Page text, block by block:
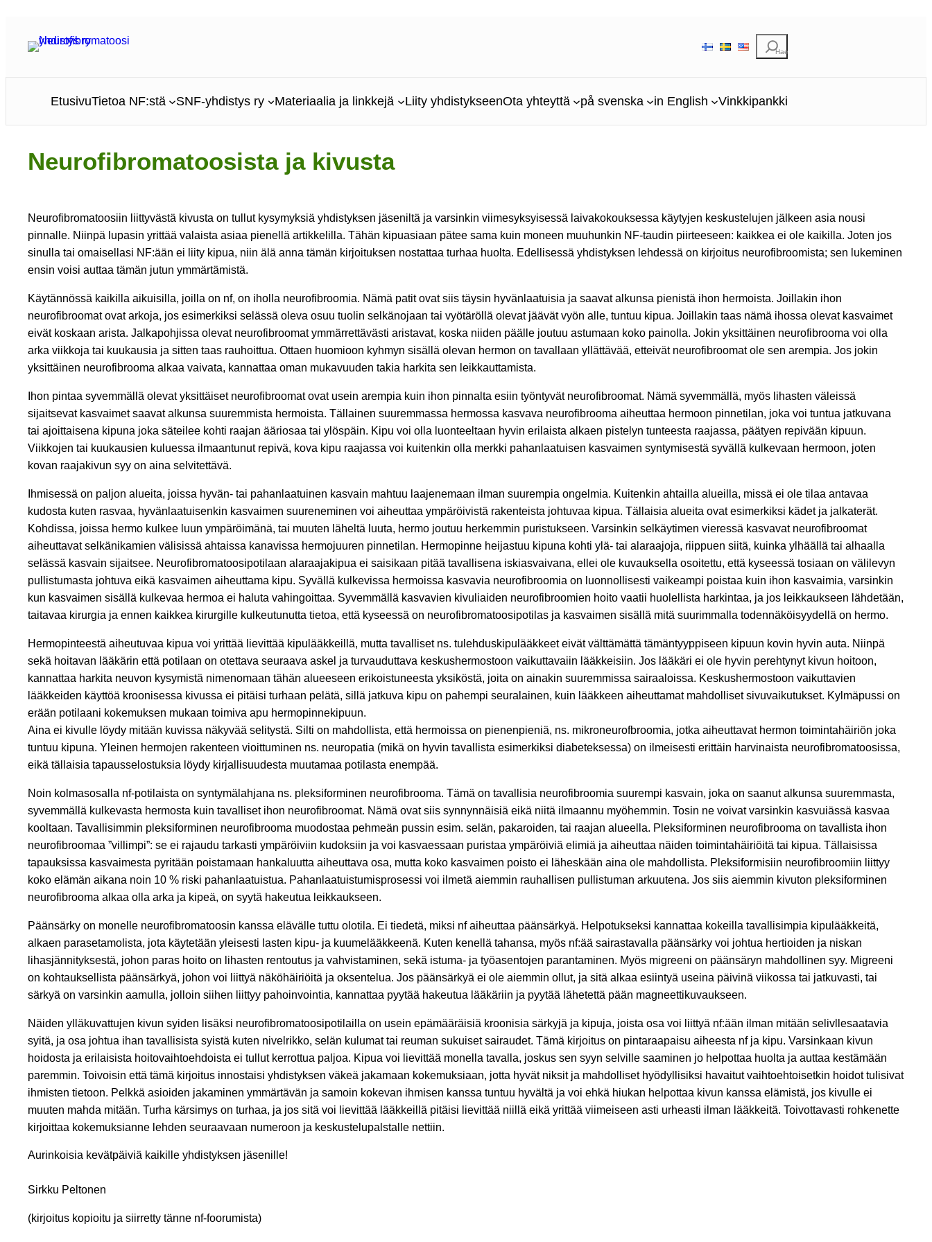
t
EtusivuTietoa NF:stä SNF-yhdistys ry Materiaalia ja linkkejä Liity yhdistykseenOta yhteyttä på svenska in English Vinkkipankki
Neurofibromatoosista ja kivusta
Neurofibromatoosiin liittyvästä kivusta on tullut kysymyksiä yhdistyksen jäseniltä ja varsinkin viimesyksyisessä laivakokouksessa käytyjen keskustelujen jälkeen asia nousi
pinnalle. Niinpä lupasin yrittää valaista asiaa pienellä artikkelilla. Tähän kipuasiaan pätee sama kuin moneen muuhunkin NF-taudin piirteeseen: kaikkea ei ole kaikilla. Joten jos
sinulla tai omaisellasi NF:ään ei liity kipua, niin älä anna tämän kirjoituksen nostattaa turhaa huolta. Edellisessä yhdistyksen lehdessä on kirjoitus neurofibroomista; sen lukeminen
ensin voisi auttaa tämän jutun ymmärtämistä.
Käytännössä kaikilla aikuisilla, joilla on nf, on iholla neurofibroomia. Nämä patit ovat siis täysin hyvänlaatuisia ja saavat alkunsa pienistä ihon hermoista. Joillakin ihon
neurofibroomat ovat arkoja, jos esimerkiksi selässä oleva osuu tuolin selkänojaan tai vyötäröllä olevat jäävät vyön alle, tuntuu kipua. Joillakin taas nämä ihossa olevat kasvaimet
eivät koskaan arista. Jalkapohjissa olevat neurofibroomat ymmärrettävästi aristavat, koska niiden päälle joutuu astumaan koko painolla. Jokin yksittäinen neurofibrooma voi olla
arka viikkoja tai kuukausia ja sitten taas rauhoittua. Ottaen huomioon kyhmyn sisällä olevan hermon on tavallaan yllättävää, etteivät neurofibroomat ole sen arempia. Jos jokin
yksittäinen neurofibrooma alkaa vaivata, kannattaa oman mukavuuden takia harkita sen leikkauttamista.
Ihon pintaa syvemmällä olevat yksittäiset neurofibroomat ovat usein arempia kuin ihon pinnalta esiin työntyvät neurofibroomat. Nämä syvemmällä, myös lihasten väleissä
sijaitsevat kasvaimet saavat alkunsa suuremmista hermoista. Tällainen suuremmassa hermossa kasvava neurofibrooma aiheuttaa hermoon pinnetilan, joka voi tuntua jatkuvana
tai ajoittaisena kipuna joka säteilee kohti raajan ääriosaa tai ylöspäin. Kipu voi olla luonteeltaan hyvin erilaista alkaen pistelyn tunteesta raajassa, päätyen repivään kipuun.
Viikkojen tai kuukausien kuluessa ilmaantunut repivä, kova kipu raajassa voi kuitenkin olla merkki pahanlaatuisen kasvaimen syntymisestä syvällä kulkevaan hermoon, joten
kovan raajakivun syy on aina selvitettävä.
Ihmisessä on paljon alueita, joissa hyvän- tai pahanlaatuinen kasvain mahtuu laajenemaan ilman suurempia ongelmia. Kuitenkin ahtailla alueilla, missä ei ole tilaa antavaa
kudosta kuten rasvaa, hyvänlaatuisenkin kasvaimen suureneminen voi aiheuttaa ympäröivistä rakenteista johtuvaa kipua. Tällaisia alueita ovat esimerkiksi kädet ja jalkaterät.
Kohdissa, joissa hermo kulkee luun ympäröimänä, tai muuten läheltä luuta, hermo joutuu herkemmin puristukseen. Varsinkin selkäytimen vieressä kasvavat neurofibroomat
aiheuttavat selkänikamien välisissä ahtaissa kanavissa hermojuuren pinnetilan. Hermopinne heijastuu kipuna kohti ylä- tai alaraajoja, riippuen siitä, kuinka ylhäällä tai alhaalla
selässä kasvain sijaitsee. Neurofibromatoosipotilaan alaraajakipua ei saisikaan pitää tavallisena iskiasvaivana, ellei ole kuvauksella osoitettu, että kyseessä tosiaan on välilevyn
pullistumasta johtuva eikä kasvaimen aiheuttama kipu. Syvällä kulkevissa hermoissa kasvavia neurofibroomia on luonnollisesti vaikeampi poistaa kuin ihon kasvaimia, varsinkin
kun kasvaimen sisällä kulkevaa hermoa ei haluta vahingoittaa. Syvemmällä kasvavien kivuliaiden neurofibroomien hoito vaatii huolellista harkintaa, ja jos leikkaukseen lähdetään,
taitavaa kirurgia ja ennen kaikkea kirurgille kulkeutunutta tietoa, että kyseessä on neurofibromatoosipotilas ja kasvaimen sisällä mitä suurimmalla todennäköisyydellä on hermo.
Hermopinteestä aiheutuvaa kipua voi yrittää lievittää kipulääkkeillä, mutta tavalliset ns. tulehduskipulääkkeet eivät välttämättä tämäntyyppiseen kipuun kovin hyvin auta. Niinpä
sekä hoitavan lääkärin että potilaan on otettava seuraava askel ja turvauduttava keskushermostoon vaikuttavaiin lääkkeisiin. Jos lääkäri ei ole hyvin perehtynyt kivun hoitoon,
kannattaa harkita neuvon kysymistä nimenomaan tähän alueeseen erikoistuneesta yksiköstä, joita on ainakin suuremmissa sairaaloissa. Keskushermostoon vaikuttavien
lääkkeiden käyttöä kroonisessa kivussa ei pitäisi turhaan pelätä, sillä jatkuva kipu on pahempi seuralainen, kuin lääkkeen aiheuttamat mahdolliset sivuvaikutukset. Kylmäpussi on
erään potilaani kokemuksen mukaan toimiva apu hermopinnekipuun.
Aina ei kivulle löydy mitään kuvissa näkyvää selitystä. Silti on mahdollista, että hermoissa on pienenpieniä, ns. mikroneurofbroomia, jotka aiheuttavat hermon toimintahäiriön joka
tuntuu kipuna. Yleinen hermojen rakenteen vioittuminen ns. neuropatia (mikä on hyvin tavallista esimerkiksi diabeteksessa) on ilmeisesti erittäin harvinaista neurofibromatoosissa,
eikä tällaisia tapausselostuksia löydy kirjallisuudesta muutamaa potilasta enempää.
Noin kolmasosalla nf-potilaista on syntymälahjana ns. pleksiforminen neurofibrooma. Tämä on tavallisia neurofibroomia suurempi kasvain, joka on saanut alkunsa suuremmasta,
syvemmällä kulkevasta hermosta kuin tavalliset ihon neurofibroomat. Nämä ovat siis synnynnäisiä eikä niitä ilmaannu myöhemmin. Tosin ne voivat varsinkin kasvuiässä kasvaa
kooltaan. Tavallisimmin pleksiforminen neurofibrooma muodostaa pehmeän pussin esim. selän, pakaroiden, tai raajan alueella. Pleksiforminen neurofibrooma on tavallista ihon
neurofibroomaa ”villimpi”: se ei rajaudu tarkasti ympäröiviin kudoksiin ja voi kasvaessaan puristaa ympäröiviä elimiä ja aiheuttaa näiden toimintahäiriöitä tai kipua. Tällaisissa
tapauksissa kasvaimesta pyritään poistamaan hankaluutta aiheuttava osa, mutta koko kasvaimen poisto ei läheskään aina ole mahdollista. Pleksiformisiin neurofibroomiin liittyy
koko elämän aikana noin 10 % riski pahanlaatuistua. Pahanlaatuistumisprosessi voi ilmetä aiemmin rauhallisen pullistuman arkuutena. Jos siis aiemmin kivuton pleksiforminen
neurofibrooma alkaa olla arka ja kipeä, on syytä hakeutua leikkaukseen.
Päänsärky on monelle neurofibromatoosin kanssa elävälle tuttu olotila. Ei tiedetä, miksi nf aiheuttaa päänsärkyä. Helpotukseksi kannattaa kokeilla tavallisimpia kipulääkkeitä,
alkaen parasetamolista, jota käytetään yleisesti lasten kipu- ja kuumelääkkeenä. Kuten kenellä tahansa, myös nf:ää sairastavalla päänsärky voi johtua hertioiden ja niskan
lihasjännityksestä, johon paras hoito on lihasten rentoutus ja vahvistaminen, sekä istuma- ja työasentojen parantaminen. Myös migreeni on päänsäryn mahdollinen syy. Migreeni
on kohtauksellista päänsärkyä, johon voi liittyä näköhäiriöitä ja oksentelua. Jos päänsärkyä ei ole aiemmin ollut, ja sitä alkaa esiintyä useina päivinä viikossa tai jatkuvasti, tai
särkyä on varsinkin aamulla, jolloin siihen liittyy pahoinvointia, kannattaa pyytää hakeutua lääkäriin ja pyytää lähetettä pään magneettikuvaukseen.
Näiden ylläkuvattujen kivun syiden lisäksi neurofibromatoosipotilailla on usein epämääräisiä kroonisia särkyjä ja kipuja, joista osa voi liittyä nf:ään ilman mitään selivllesaatavia
syitä, ja osa johtua ihan tavallisista syistä kuten nivelrikko, selän kulumat tai reuman sukuiset sairaudet. Tämä kirjoitus on pintaraapaisu aiheesta nf ja kipu. Varsinkaan kivun
hoidosta ja erilaisista hoitovaihtoehdoista ei tullut kerrottua paljoa. Kipua voi lievittää monella tavalla, joskus sen syyn selville saaminen jo helpottaa huolta ja auttaa kestämään
paremmin. Toivoisin että tämä kirjoitus innostaisi yhdistyksen väkeä jakamaan kokemuksiaan, jotta hyvät niksit ja mahdolliset hyödyllisiksi havaitut vaihtoehtoisetkin hoidot tulisivat
ihmisten tietoon. Pelkkä asioiden jakaminen ymmärtävän ja samoin kokevan ihmisen kanssa tuntuu hyvältä ja voi ehkä hiukan helpottaa kivun kanssa elämistä, jos kivulle ei
muuten mahda mitään. Turha kärsimys on turhaa, ja jos sitä voi lievittää lääkkeillä pitäisi lievittää niillä eikä yrittää viimeiseen asti urheasti ilman lääkkeitä. Toivottavasti rohkenette
kirjoittaa kokemuksianne lehden seuraavaan numeroon ja keskustelupalstalle nettiin.
Aurinkoisia kevätpäiviä kaikille yhdistyksen jäsenille!
Sirkku Peltonen
(kirjoitus kopioitu ja siirretty tänne nf-foorumista)